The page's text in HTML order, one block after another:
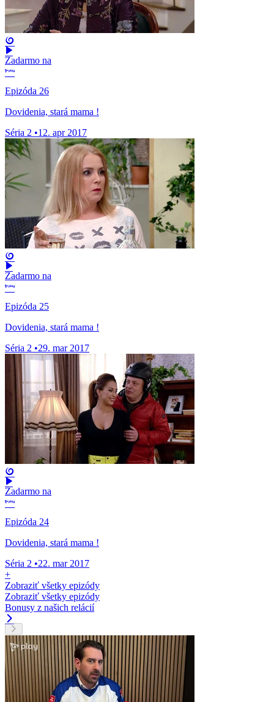
Zadarmo na
Epizóda 26
Dovidenia, stará mama !
Séria 2 •12. apr 2017
Zadarmo na
Epizóda 25
Dovidenia, stará mama !
Séria 2 •29. mar 2017
Zadarmo na
Epizóda 24
Dovidenia, stará mama !
Séria 2 •22. mar 2017
+
Zobraziť všetky epizódy
Zobraziť všetky epizódy
Bonusy z našich relácií